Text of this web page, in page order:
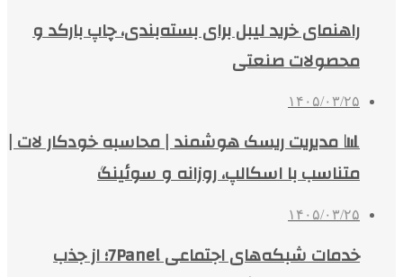
راهنمای خرید لیبل برای بسته‌بندی، چاپ بارکد و
محصولات صنعتی
۱۴۰۵/۰۳/۲۵
📊 مدیریت ریسک هوشمند | محاسبه خودکار لات |
متناسب با اسکالپ، روزانه و سوئینگ
۱۴۰۵/۰۳/۲۵
خدمات شبکه‌های اجتماعی 7Panel؛ از جذب